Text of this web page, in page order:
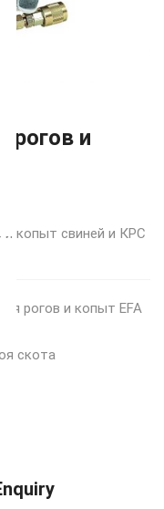
рогов и
копыт свиней и КРС
рогов и копыт EFA
скота